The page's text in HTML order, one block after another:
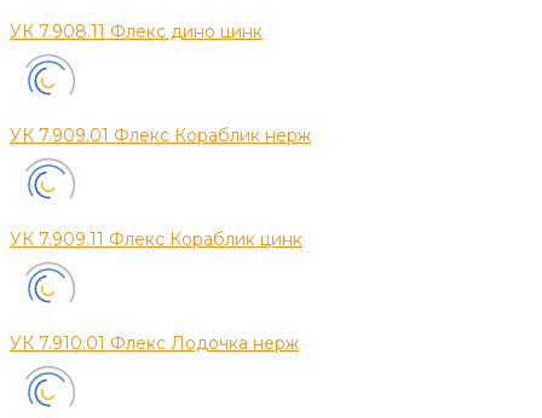
УК 7.908.11 Флекс дино цинк
УК 7.909.01 Флекс Кораблик нерж
УК 7.909.11 Флекс Кораблик цинк
УК 7.910.01 Флекс Лодочка нерж